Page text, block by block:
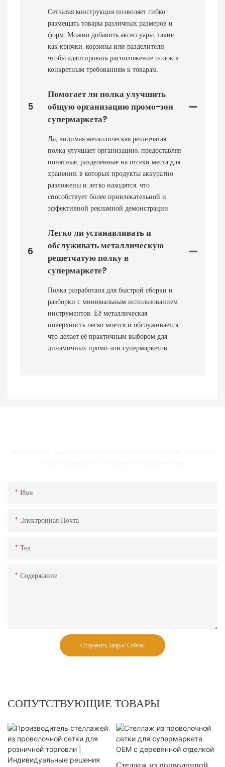
Сетчатая конструкция позволяет гибко
размещать товары различных размеров и
форм. Можно добавить аксессуары, такие
как крючки, корзины или разделители,
чтобы адаптировать расположение полок к
конкретным требованиям к товарам.
5
Помогает ли полка улучшить
общую организацию промо-зон
супермаркета?
Да, видимая металлическая решетчатая
полка улучшает организацию, предоставляя
понятные, разделенные на отсеки места для
хранения, в которых продукты аккуратно
разложены и легко находятся, что
способствует более привлекательной и
эффективной рекламной демонстрации.
6
Легко ли устанавливать и
обслуживать металлическую
решетчатую полку в
супермаркете?
Полка разработана для быстрой сборки и
разборки с минимальным использованием
инструментов. Её металлическая
поверхность легко моется и обслуживается,
что делает её практичным выбором для
динамичных промо-зон супермаркетов.
Имя
Электронная Почта
Тел
Содержание
Отправить Запрос Сейчас
СОПУТСТВУЮЩИЕ ТОВАРЫ